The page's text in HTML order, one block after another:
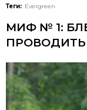
Теги: Evergreen
МИФ № 1: